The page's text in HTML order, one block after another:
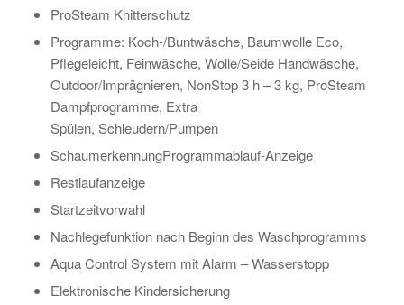
ProSteam Knitterschutz
Programme: Koch-/Buntwäsche, Baumwolle Eco,
Pflegeleicht, Feinwäsche, Wolle/Seide Handwäsche,
Outdoor/Imprägnieren, NonStop 3 h – 3 kg, ProSteam
Dampfprogramme, Extra
Spülen, Schleudern/Pumpen
SchaumerkennungProgrammablauf-Anzeige
Restlaufanzeige
Startzeitvorwahl
Nachlegefunktion nach Beginn des Waschprogramms
Aqua Control System mit Alarm – Wasserstopp
Elektronische Kindersicherung